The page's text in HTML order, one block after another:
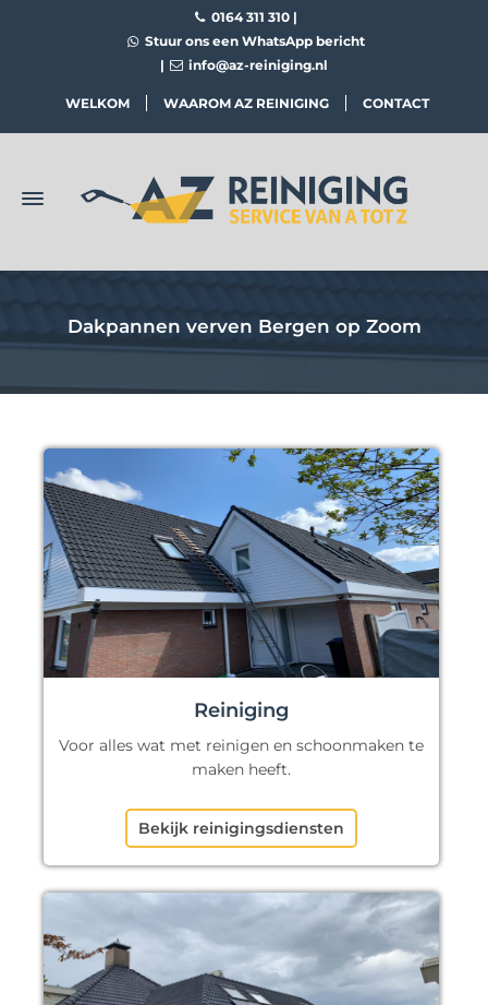
0164 311 310 |
Stuur ons een WhatsApp bericht
|
info@az-reiniging.nl
WELKOM WAAROM AZ REINIGING CONTACT
Dakpannen verven Bergen op Zoom
Reiniging
Voor alles wat met reinigen en schoonmaken te
maken heeft.
Bekijk reinigingsdiensten